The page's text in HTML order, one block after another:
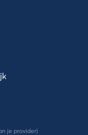
je provider)